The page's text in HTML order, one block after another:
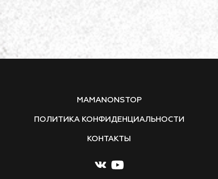
MAMANONSTOP
ПОЛИТИКА КОНФИДЕНЦИАЛЬНОСТИ
КОНТАКТЫ